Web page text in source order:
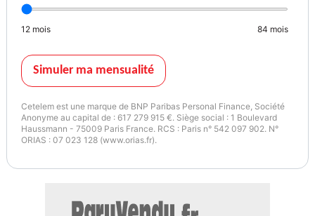
12 mois 84 mois
Simuler ma mensualité
Cetelem est une marque de BNP Paribas Personal Finance, Société
Anonyme au capital de : 617 279 915 €. Siège social : 1 Boulevard
Haussmann - 75009 Paris France. RCS : Paris n° 542 097 902. N°
ORIAS : 07 023 128 (www.orias.fr).